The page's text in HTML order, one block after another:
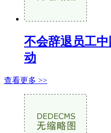
不会辞退员工
动
查看更多 >>